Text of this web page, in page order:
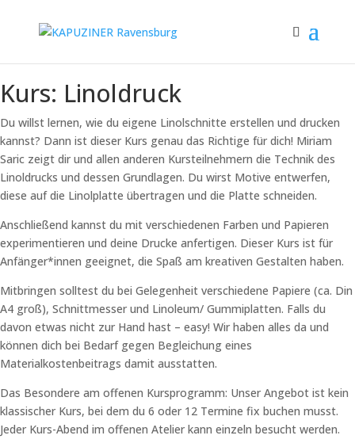
Kurs: Linoldruck
Du willst lernen, wie du eigene Linolschnitte erstellen und drucken
kannst? Dann ist dieser Kurs genau das Richtige für dich! Miriam
Saric zeigt dir und allen anderen Kursteilnehmern die Technik des
Linoldrucks und dessen Grundlagen. Du wirst Motive entwerfen,
diese auf die Linolplatte übertragen und die Platte schneiden.
Anschließend kannst du mit verschiedenen Farben und Papieren
experimentieren und deine Drucke anfertigen. Dieser Kurs ist für
Anfänger*innen geeignet, die Spaß am kreativen Gestalten haben.
Mitbringen solltest du bei Gelegenheit verschiedene Papiere (ca. Din
A4 groß), Schnittmesser und Linoleum/ Gummiplatten. Falls du
davon etwas nicht zur Hand hast – easy! Wir haben alles da und
können dich bei Bedarf gegen Begleichung eines
Materialkostenbeitrags damit ausstatten.
Das Besondere am offenen Kursprogramm: Unser Angebot ist kein
klassischer Kurs, bei dem du 6 oder 12 Termine fix buchen musst.
Jeder Kurs-Abend im offenen Atelier kann einzeln besucht werden.